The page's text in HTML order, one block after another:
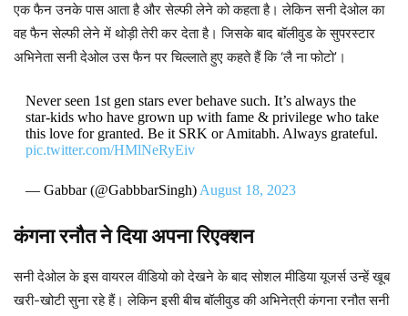
एक फैन उनके पास आता है और सेल्फी लेने को कहता है। लेकिन सनी देओल का
वह फैन सेल्फी लेने में थोड़ी तेरी कर देता है। जिसके बाद बॉलीवुड के सुपरस्टार
अभिनेता सनी देओल उस फैन पर चिल्लाते हुए कहते हैं कि ‘लै ना फोटो’।
Never seen 1st gen stars ever behave such. It’s always the
star-kids who have grown up with fame & privilege who take
this love for granted. Be it SRK or Amitabh. Always grateful.
pic.twitter.com/HMlNeRyEiv
— Gabbar (@GabbbarSingh) August 18, 2023
कंगना रनौत ने दिया अपना रिएक्शन
सनी देओल के इस वायरल वीडियो को देखने के बाद सोशल मीडिया यूजर्स उन्हें खूब
खरी-खोटी सुना रहे हैं। लेकिन इसी बीच बॉलीवुड की अभिनेत्री कंगना रनौत सनी